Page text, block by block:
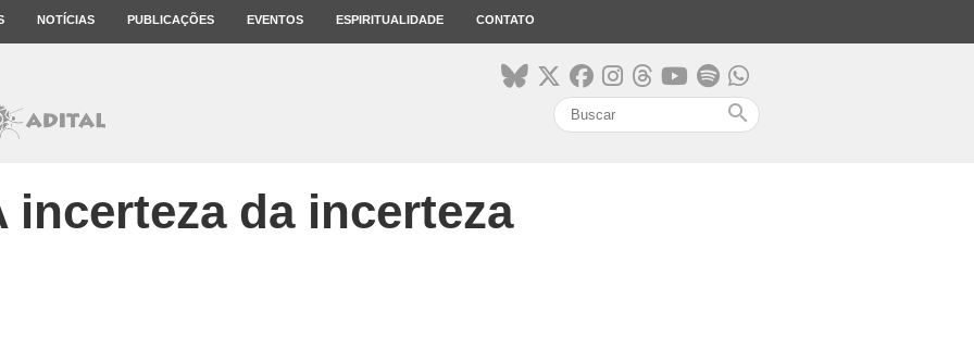
NOTÍCIAS PUBLICAÇÕES EVENTOS ESPIRITUALIDADE CONTATO
search
incerteza da incerteza